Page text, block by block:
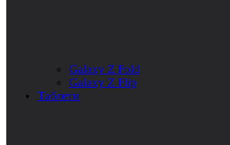
Galaxy Z Fold
Galaxy Z Flip
Таблети